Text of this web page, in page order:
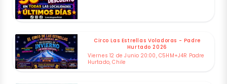
Circo Las Estrellas Voladoras - Padre
Hurtado 2026
Viernes 12 de Junio 20:00, C5HM+J4R Padre
Hurtado, Chile